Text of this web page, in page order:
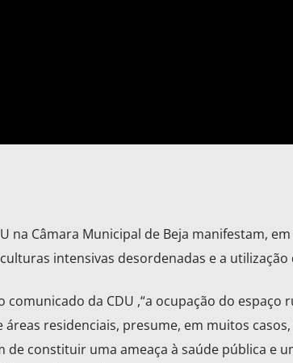
na Câmara Municipal de Beja manifestam,
intensivas desordenadas e a
comunicado da CDU ,“a ocupação do
áreas residenciais, presume, em muitos
de constituir uma ameaça à saúde pública e